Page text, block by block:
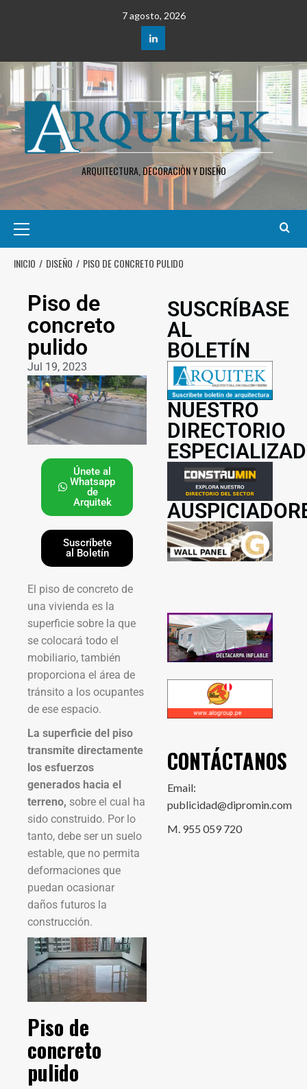
7 agosto, 2026
ARQUITECTURA, DECORACIÒN Y DISEÑO
INICIO DISEÑO PISO DE CONCRETO PULIDO
Piso de
concreto
pulido
Jul 19, 2023
Únete al
Whatsapp
de
Arquitek
Suscríbete
al Boletín
El piso de concreto de
una vivienda es la
superficie sobre la que
se colocará todo el
mobiliario, también
proporciona el área de
tránsito a los ocupantes
de ese espacio.
La superficie del piso
transmite directamente
los esfuerzos
generados hacia el
terreno, sobre el cual ha
sido construido. Por lo
tanto, debe ser un suelo
estable, que no permita
deformaciones que
puedan ocasionar
daños futuros la
construcción.
Piso de
concreto
pulido
SUSCRÍBASE
AL
BOLETÍN
NUESTRO
DIRECTORIO
CONTÁCTANOS
Email:
publicidad@dipromin.com
M. 955 059 720